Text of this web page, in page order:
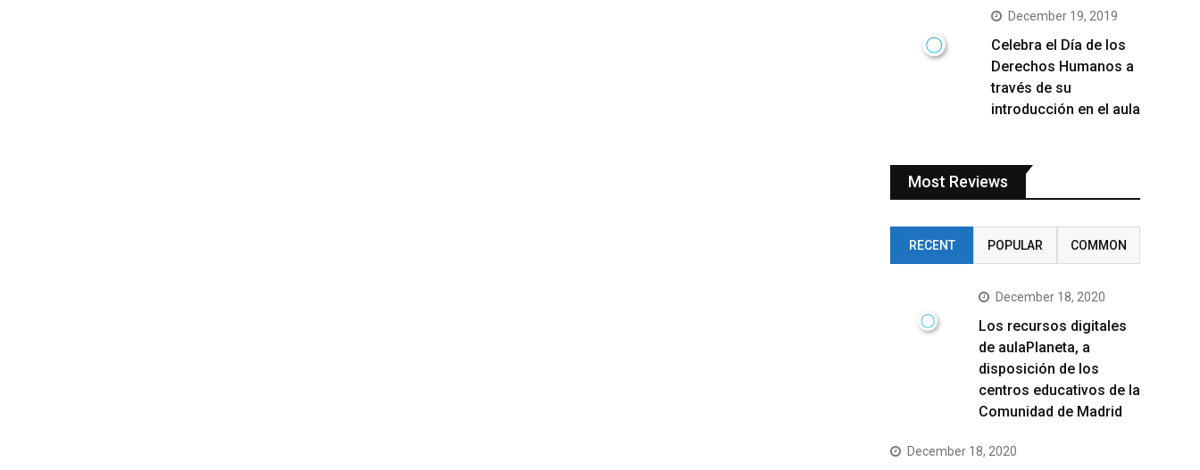
December 19, 2019
Celebra el Día de los
Derechos Humanos a
través de su
introducción en el aula
Most Reviews
RECENT POPULAR COMMON
December 18, 2020
Los recursos digitales
de aulaPlaneta, a
disposición de los
centros educativos de la
Comunidad de Madrid
December 18, 2020